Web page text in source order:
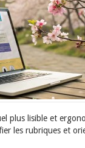
plus lisible et
les rubriques et